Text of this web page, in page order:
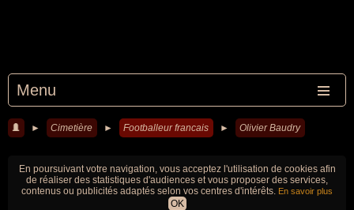
Menu
► Cimetière ► Footballeur francais ► Olivier Baudry
En poursuivant votre navigation, vous acceptez l'utilisation de cookies afin
de réaliser des statistiques d'audiences et vous proposer des services,
contenus ou publicités adaptés selon vos centres d'intérêts. En savoir plus
OK